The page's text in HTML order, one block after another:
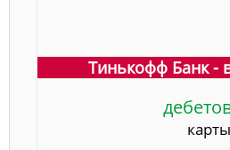
Тинькофф Банк -
карты